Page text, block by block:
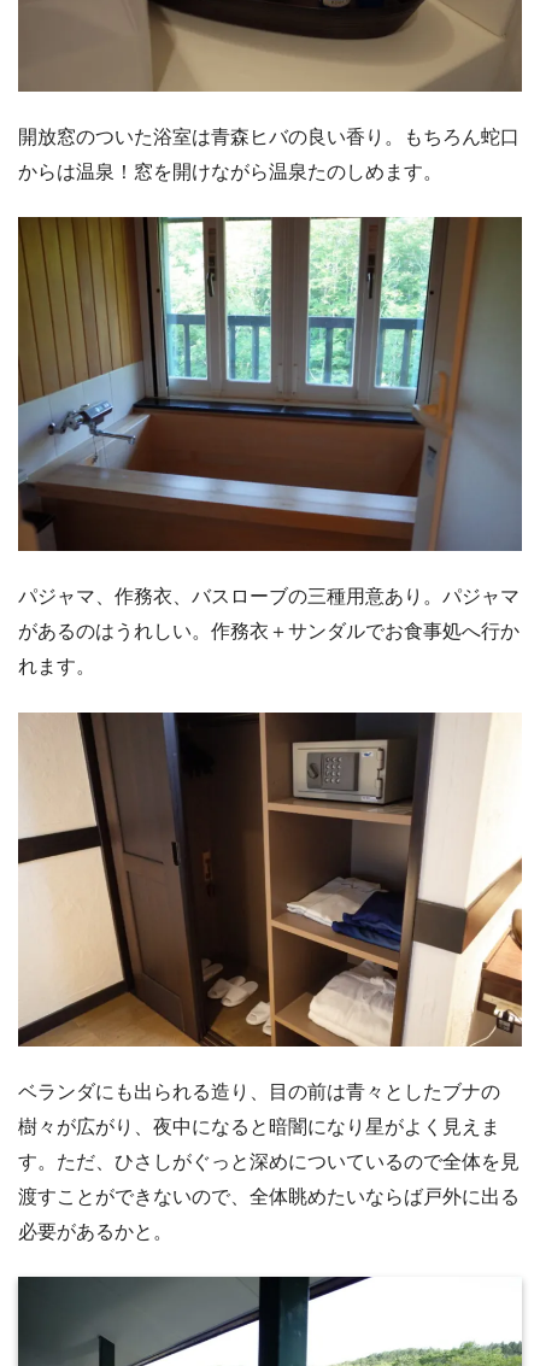
開放窓のついた浴室は青森ヒバの良い香り。もちろん蛇口
からは温泉！窓を開けながら温泉たのしめます。
パジャマ、作務衣、バスローブの三種用意あり。パジャマ
があるのはうれしい。作務衣＋サンダルでお食事処へ行か
れます。
ベランダにも出られる造り、目の前は青々としたブナの
樹々が広がり、夜中になると暗闇になり星がよく見えま
す。ただ、ひさしがぐっと深めについているので全体を見
渡すことができないので、全体眺めたいならば戸外に出る
必要があるかと。